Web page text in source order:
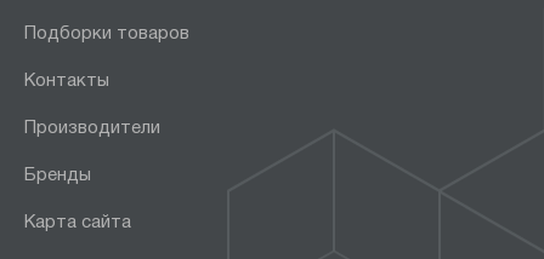
Подборки товаров
Контакты
Производители
Бренды
Карта сайта